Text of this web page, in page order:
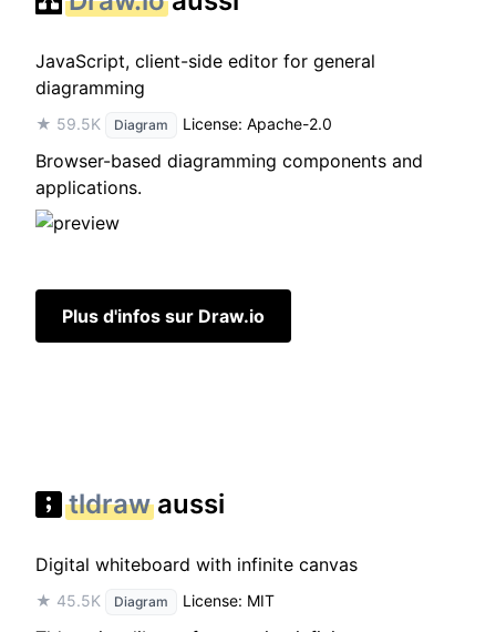
JavaScript, client-side editor for general
diagramming
★ 59.5K Diagram License: Apache-2.0
Browser-based diagramming components and
applications.
Plus d'infos sur Draw.io
tldrawaussi
Digital whiteboard with infinite canvas
★ 45.5K Diagram License: MIT